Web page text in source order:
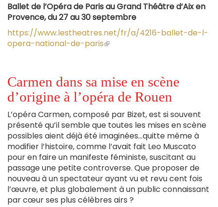
Ballet de l’Opéra de Paris au Grand Théâtre d’Aix en
Provence, du 27 au 30 septembre
https://www.lestheatres.net/fr/a/4216-ballet-de-l-
opera-national-de-paris(le
externe)
Carmen dans sa mise en scène
d’origine à l’opéra de Rouen
L’opéra Carmen, composé par Bizet, est si souvent
présenté qu’il semble que toutes les mises en scène
possibles aient déjà été imaginées…quitte même à
modifier l’histoire, comme l’avait fait Leo Muscato
pour en faire un manifeste féministe, suscitant au
passage une petite controverse. Que proposer de
nouveau à un spectateur ayant vu et revu cent fois
l’œuvre, et plus globalement à un public connaissant
par cœur ses plus célèbres airs ?